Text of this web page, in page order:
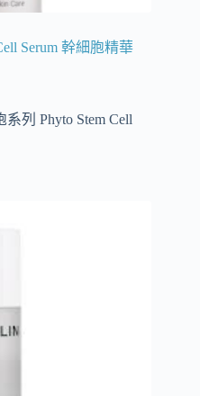
Serum 幹細胞精華
系列 Phyto Stem Cell